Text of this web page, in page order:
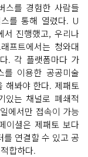
스를 경험한 사람들
를 통해 열렸다. U
서 진행했고, 우리나
프트에서는 청와대
. 각 플랫폼마다 가
를 이용한 공공미술
해봐야 한다. 제패토
있는 채널로 폐쇄적
에서만 접속이 가능
이셜은 제패토 보다
를 연결할 수 있고 공
합하다.